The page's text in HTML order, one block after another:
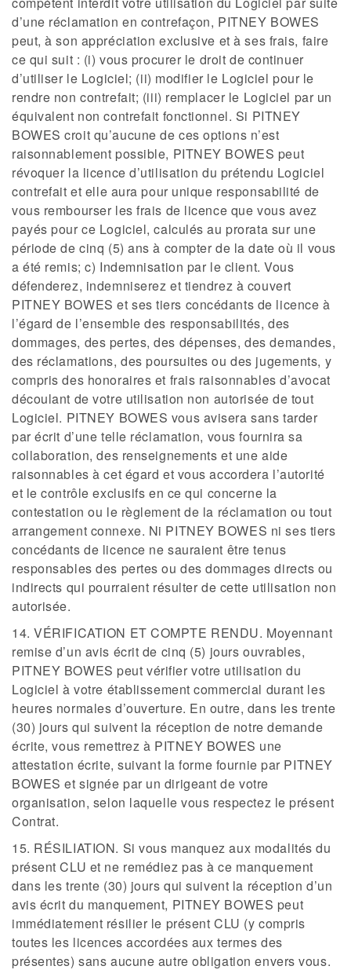
d’une réclamation en contrefaçon, PITNEY BOWES
peut, à son appréciation exclusive et à ses frais, faire
ce qui suit : (i) vous procurer le droit de continuer
d’utiliser le Logiciel; (ii) modifier le Logiciel pour le
rendre non contrefait; (iii) remplacer le Logiciel par un
équivalent non contrefait fonctionnel. Si PITNEY
BOWES croit qu’aucune de ces options n’est
raisonnablement possible, PITNEY BOWES peut
révoquer la licence d’utilisation du prétendu Logiciel
contrefait et elle aura pour unique responsabilité de
vous rembourser les frais de licence que vous avez
payés pour ce Logiciel, calculés au prorata sur une
période de cinq (5) ans à compter de la date où il vous
a été remis; c) Indemnisation par le client. Vous
défenderez, indemniserez et tiendrez à couvert
PITNEY BOWES et ses tiers concédants de licence à
l’égard de l’ensemble des responsabilités, des
dommages, des pertes, des dépenses, des demandes,
des réclamations, des poursuites ou des jugements, y
compris des honoraires et frais raisonnables d’avocat
découlant de votre utilisation non autorisée de tout
Logiciel. PITNEY BOWES vous avisera sans tarder
par écrit d’une telle réclamation, vous fournira sa
collaboration, des renseignements et une aide
raisonnables à cet égard et vous accordera l’autorité
et le contrôle exclusifs en ce qui concerne la
contestation ou le règlement de la réclamation ou tout
arrangement connexe. Ni PITNEY BOWES ni ses tiers
concédants de licence ne sauraient être tenus
responsables des pertes ou des dommages directs ou
indirects qui pourraient résulter de cette utilisation non
autorisée.
14. VÉRIFICATION ET COMPTE RENDU. Moyennant
remise d’un avis écrit de cinq (5) jours ouvrables,
PITNEY BOWES peut vérifier votre utilisation du
Logiciel à votre établissement commercial durant les
heures normales d’ouverture. En outre, dans les trente
(30) jours qui suivent la réception de notre demande
écrite, vous remettrez à PITNEY BOWES une
attestation écrite, suivant la forme fournie par PITNEY
BOWES et signée par un dirigeant de votre
organisation, selon laquelle vous respectez le présent
Contrat.
15. RÉSILIATION. Si vous manquez aux modalités du
présent CLU et ne remédiez pas à ce manquement
dans les trente (30) jours qui suivent la réception d’un
avis écrit du manquement, PITNEY BOWES peut
immédiatement résilier le présent CLU (y compris
toutes les licences accordées aux termes des
présentes) sans aucune autre obligation envers vous.